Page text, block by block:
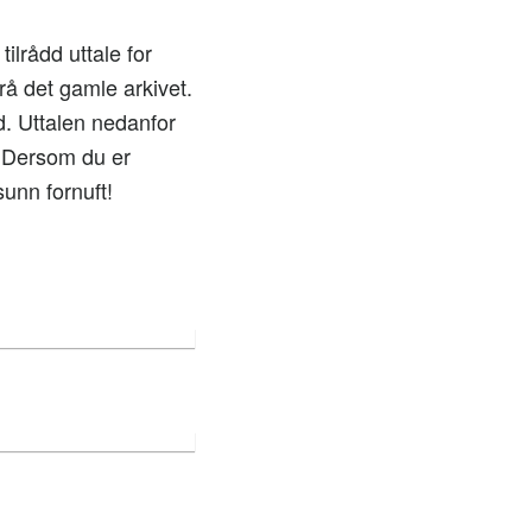
uttale for
det gamle arkivet.
Uttalen nedanfor
du er
fornuft!